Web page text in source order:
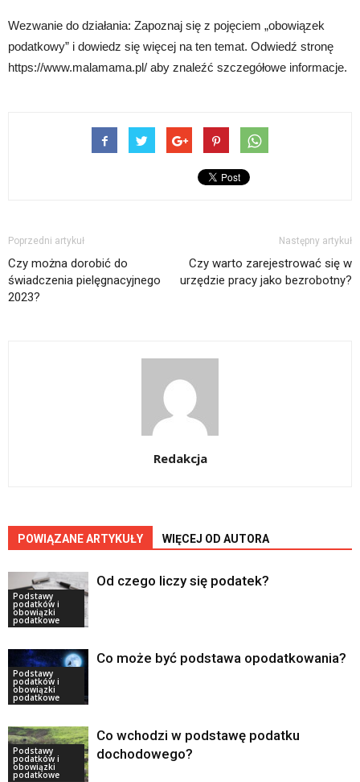
Wezwanie do działania: Zapoznaj się z pojęciem „obowiązek
podatkowy” i dowiedz się więcej na ten temat. Odwiedź stronę
https://www.malamama.pl/ aby znaleźć szczegółowe informacje.
Poprzedni artykuł
Czy można dorobić do
świadczenia pielęgnacyjnego
2023?
Następny artykuł
Czy warto zarejestrować się w
urzędzie pracy jako bezrobotny?
Redakcja
POWIĄZANE ARTYKUŁY WIĘCEJ OD AUTORA
Podstawy
podatków i
obowiązki
podatkowe
Od czego liczy się podatek?
Podstawy
podatków i
obowiązki
podatkowe
Co może być podstawa opodatkowania?
Podstawy
podatków i
obowiązki
podatkowe
Co wchodzi w podstawę podatku
dochodowego?